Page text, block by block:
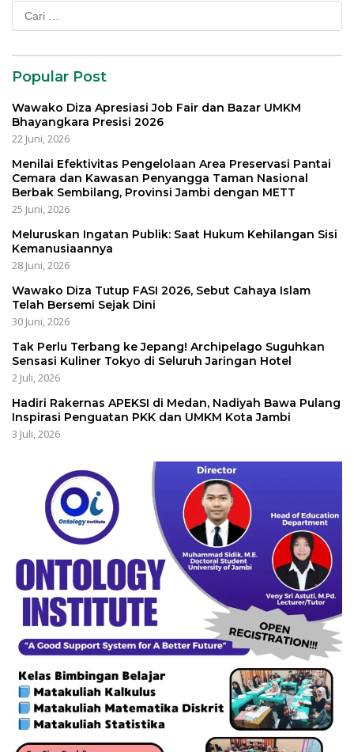
Cari
untuk:
Popular Post
Wawako Diza Apresiasi Job Fair dan Bazar UMKM
Bhayangkara Presisi 2026
22 Juni, 2026
Menilai Efektivitas Pengelolaan Area Preservasi Pantai
Cemara dan Kawasan Penyangga Taman Nasional
Berbak Sembilang, Provinsi Jambi dengan METT
25 Juni, 2026
Meluruskan Ingatan Publik: Saat Hukum Kehilangan Sisi
Kemanusiaannya
28 Juni, 2026
Wawako Diza Tutup FASI 2026, Sebut Cahaya Islam
Telah Bersemi Sejak Dini
30 Juni, 2026
Tak Perlu Terbang ke Jepang! Archipelago Suguhkan
Sensasi Kuliner Tokyo di Seluruh Jaringan Hotel
2 Juli, 2026
Hadiri Rakernas APEKSI di Medan, Nadiyah Bawa Pulang
Inspirasi Penguatan PKK dan UMKM Kota Jambi
3 Juli, 2026